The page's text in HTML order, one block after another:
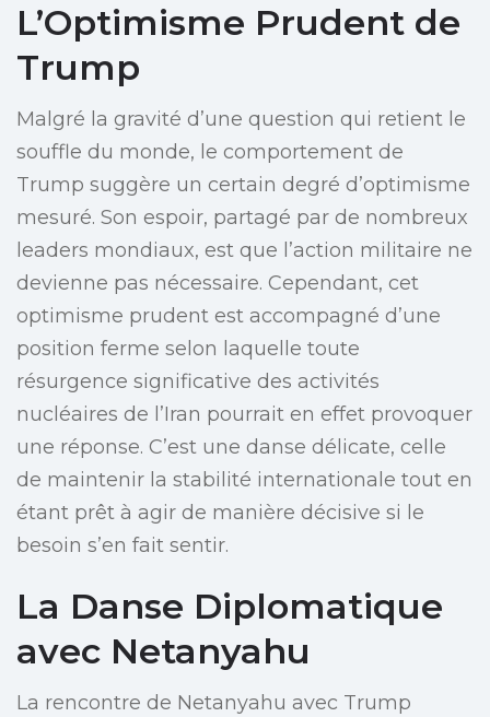
L’Optimisme Prudent de
Trump
Malgré la gravité d’une question qui retient le
souffle du monde, le comportement de
Trump suggère un certain degré d’optimisme
mesuré. Son espoir, partagé par de nombreux
leaders mondiaux, est que l’action militaire ne
devienne pas nécessaire. Cependant, cet
optimisme prudent est accompagné d’une
position ferme selon laquelle toute
résurgence significative des activités
nucléaires de l’Iran pourrait en effet provoquer
une réponse. C’est une danse délicate, celle
de maintenir la stabilité internationale tout en
étant prêt à agir de manière décisive si le
besoin s’en fait sentir.
La Danse Diplomatique
avec Netanyahu
La rencontre de Netanyahu avec Trump